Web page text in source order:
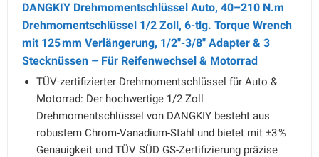
DANGKIY Drehmomentschlüssel Auto, 40–210 N.m
Drehmomentschlüssel 1/2 Zoll, 6-tlg. Torque Wrench
mit 125 mm Verlängerung, 1/2"-3/8" Adapter & 3
Stecknüssen – Für Reifenwechsel & Motorrad
TÜV-zertifizierter Drehmomentschlüssel für Auto &
Motorrad: Der hochwertige 1/2 Zoll
Drehmomentschlüssel von DANGKIY besteht aus
robustem Chrom-Vanadium-Stahl und bietet mit ±3 %
Genauigkeit und TÜV SÜD GS-Zertifizierung präzise